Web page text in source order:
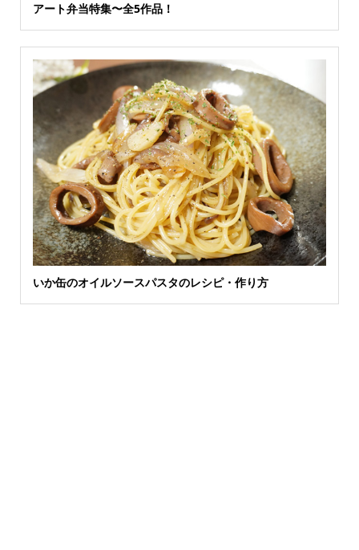
アート弁当特集〜全5作品！
いか缶のオイルソースパスタのレシピ・作り方